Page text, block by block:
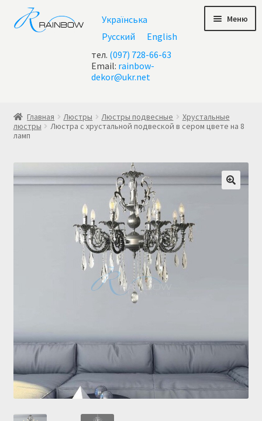
Перейти
к
навигации
Перейти
к
содержимому
Українська
Русский
English
тел. (097) 728-66-63
Email: rainbow-
dekor@ukr.net
Меню
Акции
Все люстры
Купить люстру в Украине
О нас
Оплата и доставка
Оформление заказа
Главная Люстры Люстры подвесные
Хрустальные
люстры
Люстра с хрустальной подвеской в сером цвете на 8
ламп